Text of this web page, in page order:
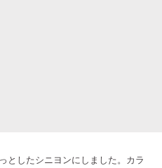
としたシニヨンにしました。カラ